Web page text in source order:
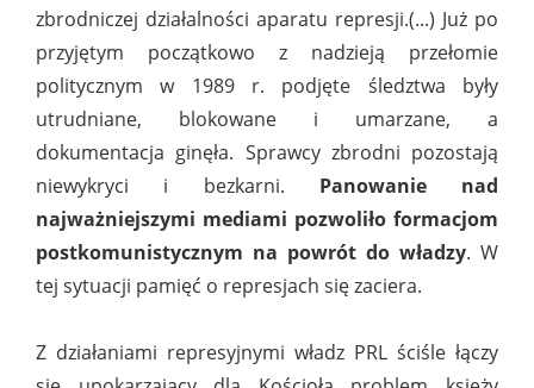
zbrodniczej działalności aparatu represji.(...) Już po
przyjętym początkowo z nadzieją przełomie
politycznym w 1989 r. podjęte śledztwa były
utrudniane, blokowane i umarzane, a
dokumentacja ginęła. Sprawcy zbrodni pozostają
niewykryci i bezkarni. Panowanie nad
najważniejszymi mediami pozwoliło formacjom
postkomunistycznym na powrót do władzy. W
tej sytuacji pamięć o represjach się zaciera.
Z działaniami represyjnymi władz PRL ściśle łączy